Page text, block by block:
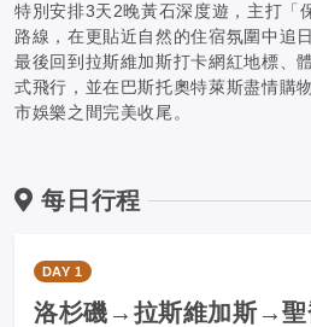
特別安排3天2晚黃石深度遊，主打「
路線，在更貼近自然的住宿氛圍中追
最後回到拉斯維加斯打卡網紅地標、
式飛行，並在巴斯托奧特萊斯盡情購
市娛樂之間完美收尾。
每日行程
DAY 1
洛杉磯→拉斯維加斯→聖